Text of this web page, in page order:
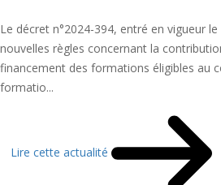
Le décret n°2024-394, entré en vigueur
nouvelles règles concernant la
financement des formations éligibles au
formatio...
Lire cette actualité